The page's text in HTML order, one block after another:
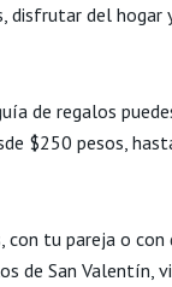
disfrutar del hogar
de regalos
$250 pesos,
con tu pareja o con
de San Valentín,